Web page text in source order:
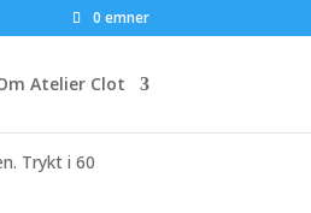
0 emner
Atelier Clot
Trykt i 60